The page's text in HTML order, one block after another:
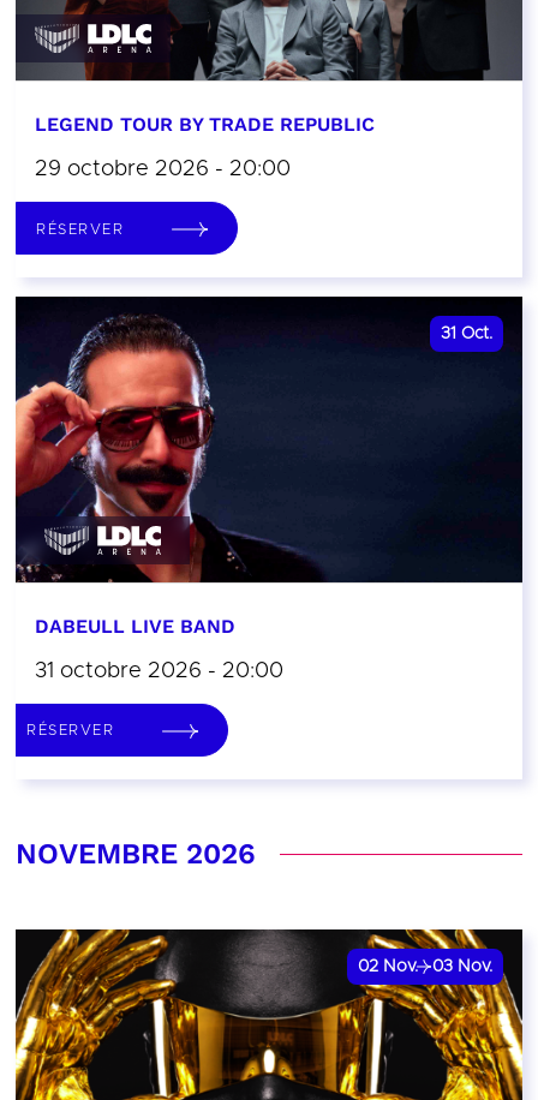
LEGEND TOUR BY TRADE REPUBLIC
29 octobre 2026 - 20:00
RÉSERVER
31 Oct.
DABEULL LIVE BAND
31 octobre 2026 - 20:00
RÉSERVER
NOVEMBRE 2026
02 Nov. 03 Nov.